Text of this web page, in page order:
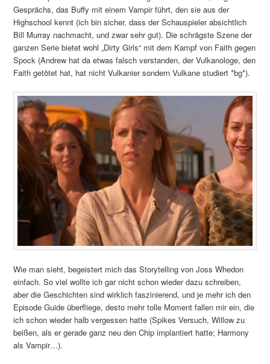
Gesprächs, das Buffy mit einem Vampir führt, den sie aus der
Highschool kennt (ich bin sicher, dass der Schauspieler absichtlich
Bill Murray nachmacht, und zwar sehr gut). Die schrägste Szene der
ganzen Serie bietet wohl „Dirty Girls“ mit dem Kampf von Faith gegen
Spock (Andrew hat da etwas falsch verstanden, der Vulkanologe, den
Faith getötet hat, hat nicht Vulkanier sondern Vulkane studiert *bg*).
Wie man sieht, begeistert mich das Storytelling von Joss Whedon
einfach. So viel wollte ich gar nicht schon wieder dazu schreiben,
aber die Geschichten sind wirklich faszinierend, und je mehr ich den
Episode Guide überfliege, desto mehr tolle Moment fallen mir ein, die
ich schon wieder halb vergessen hatte (Spikes Versuch, Willow zu
beißen, als er gerade ganz neu den Chip implantiert hatte; Harmony
als Vampir…).